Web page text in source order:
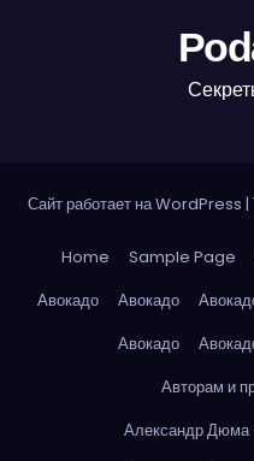
Сайт работает на WordPress |
Home Sample Page
Авокадо
Авокадо
Авокадо
Авторам и
Александр